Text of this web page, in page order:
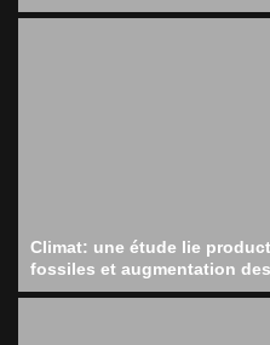
Climat: une étude lie
fossiles et augmentation